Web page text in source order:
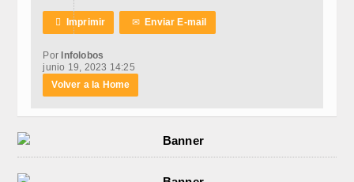
 Imprimir ✉Enviar E-mail
Por Infolobos
junio 19, 2023 14:25
Volver a la Home